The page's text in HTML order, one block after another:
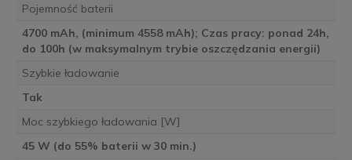
Pojemność baterii
4700 mAh, (minimum 4558 mAh); Czas pracy: ponad 24h,
do 100h (w maksymalnym trybie oszczędzania energii)
Szybkie ładowanie
Tak
Moc szybkiego ładowania [W]
45 W (do 55% baterii w 30 min.)